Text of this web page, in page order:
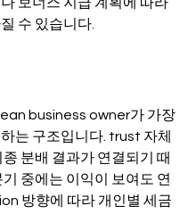
보너스 지급 계획에 따라
수 있습니다.
business owner가 가장
는 구조입니다. trust 자체
분배 결과가 연결되기 때
중에는 이익이 보여도 연
방향에 따라 개인별 세금